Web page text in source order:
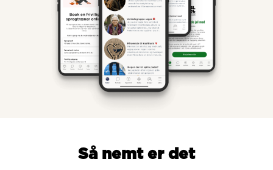
Så nemt er det